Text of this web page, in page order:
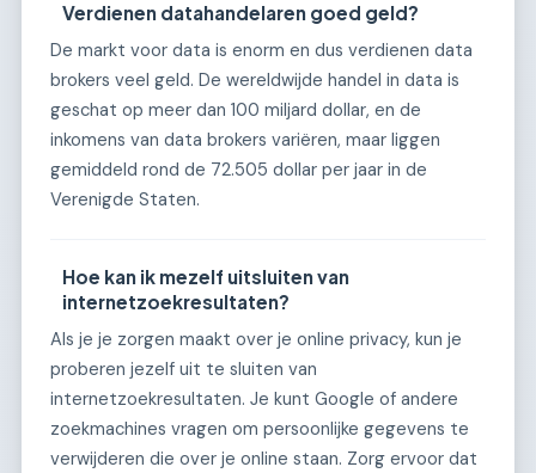
Verdienen datahandelaren goed geld?
De markt voor data is enorm en dus verdienen data
brokers veel geld. De wereldwijde handel in data is
geschat op meer dan 100 miljard dollar, en de
inkomens van data brokers variëren, maar liggen
gemiddeld rond de 72.505 dollar per jaar in de
Verenigde Staten.
Hoe kan ik mezelf uitsluiten van
internetzoekresultaten?
Als je je zorgen maakt over je online privacy, kun je
proberen jezelf uit te sluiten van
internetzoekresultaten. Je kunt Google of andere
zoekmachines vragen om persoonlijke gegevens te
verwijderen die over je online staan. Zorg ervoor dat